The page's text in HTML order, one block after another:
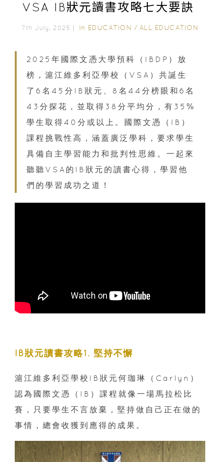
VSA IB狀元讀書攻略七大要訣
7th July, 2025｜ In EDUCATION / ALL EDUCATION
2025年國際文憑大學預科（IBDP）放
榜，滬江維多利亞學校（VSA）共誕生
了6名45分IB狀元、8名44分榜眼和6名
43分探花，並取得38分平均分，有35%
學生取得40分或以上。國際文憑（IB）
課程挑戰性高，涵蓋廣泛學科，要求學生
具備自主學習能力和批判性思維。一起來
聽聽VSA的IB狀元的讀書心得，學習他
們的學習成功之道！
IB狀元讀書攻略1. 堅持不懈
滬江維多利亞學校IB狀元何珈琳（Carlyn）
認為國際文憑（IB）課程就像一場馬拉松比
賽，只要學生不言放棄，堅持做自己正在做的
事情，總會收獲到應得的成果。